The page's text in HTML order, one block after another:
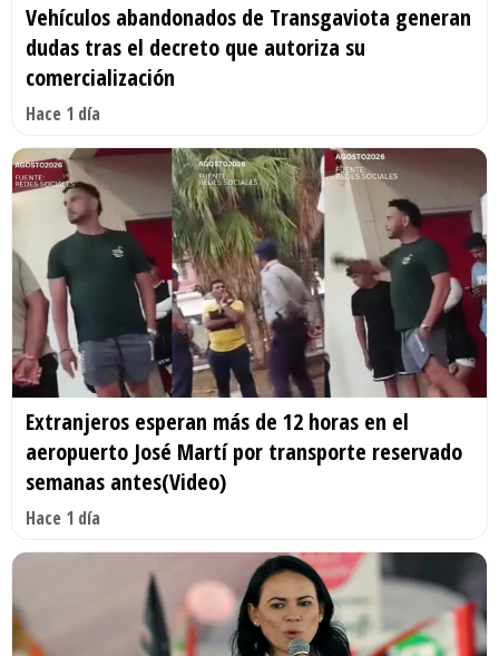
Vehículos abandonados de Transgaviota generan
dudas tras el decreto que autoriza su
comercialización
Hace 1 día
Extranjeros esperan más de 12 horas en el
aeropuerto José Martí por transporte reservado
semanas antes(Video)
Hace 1 día